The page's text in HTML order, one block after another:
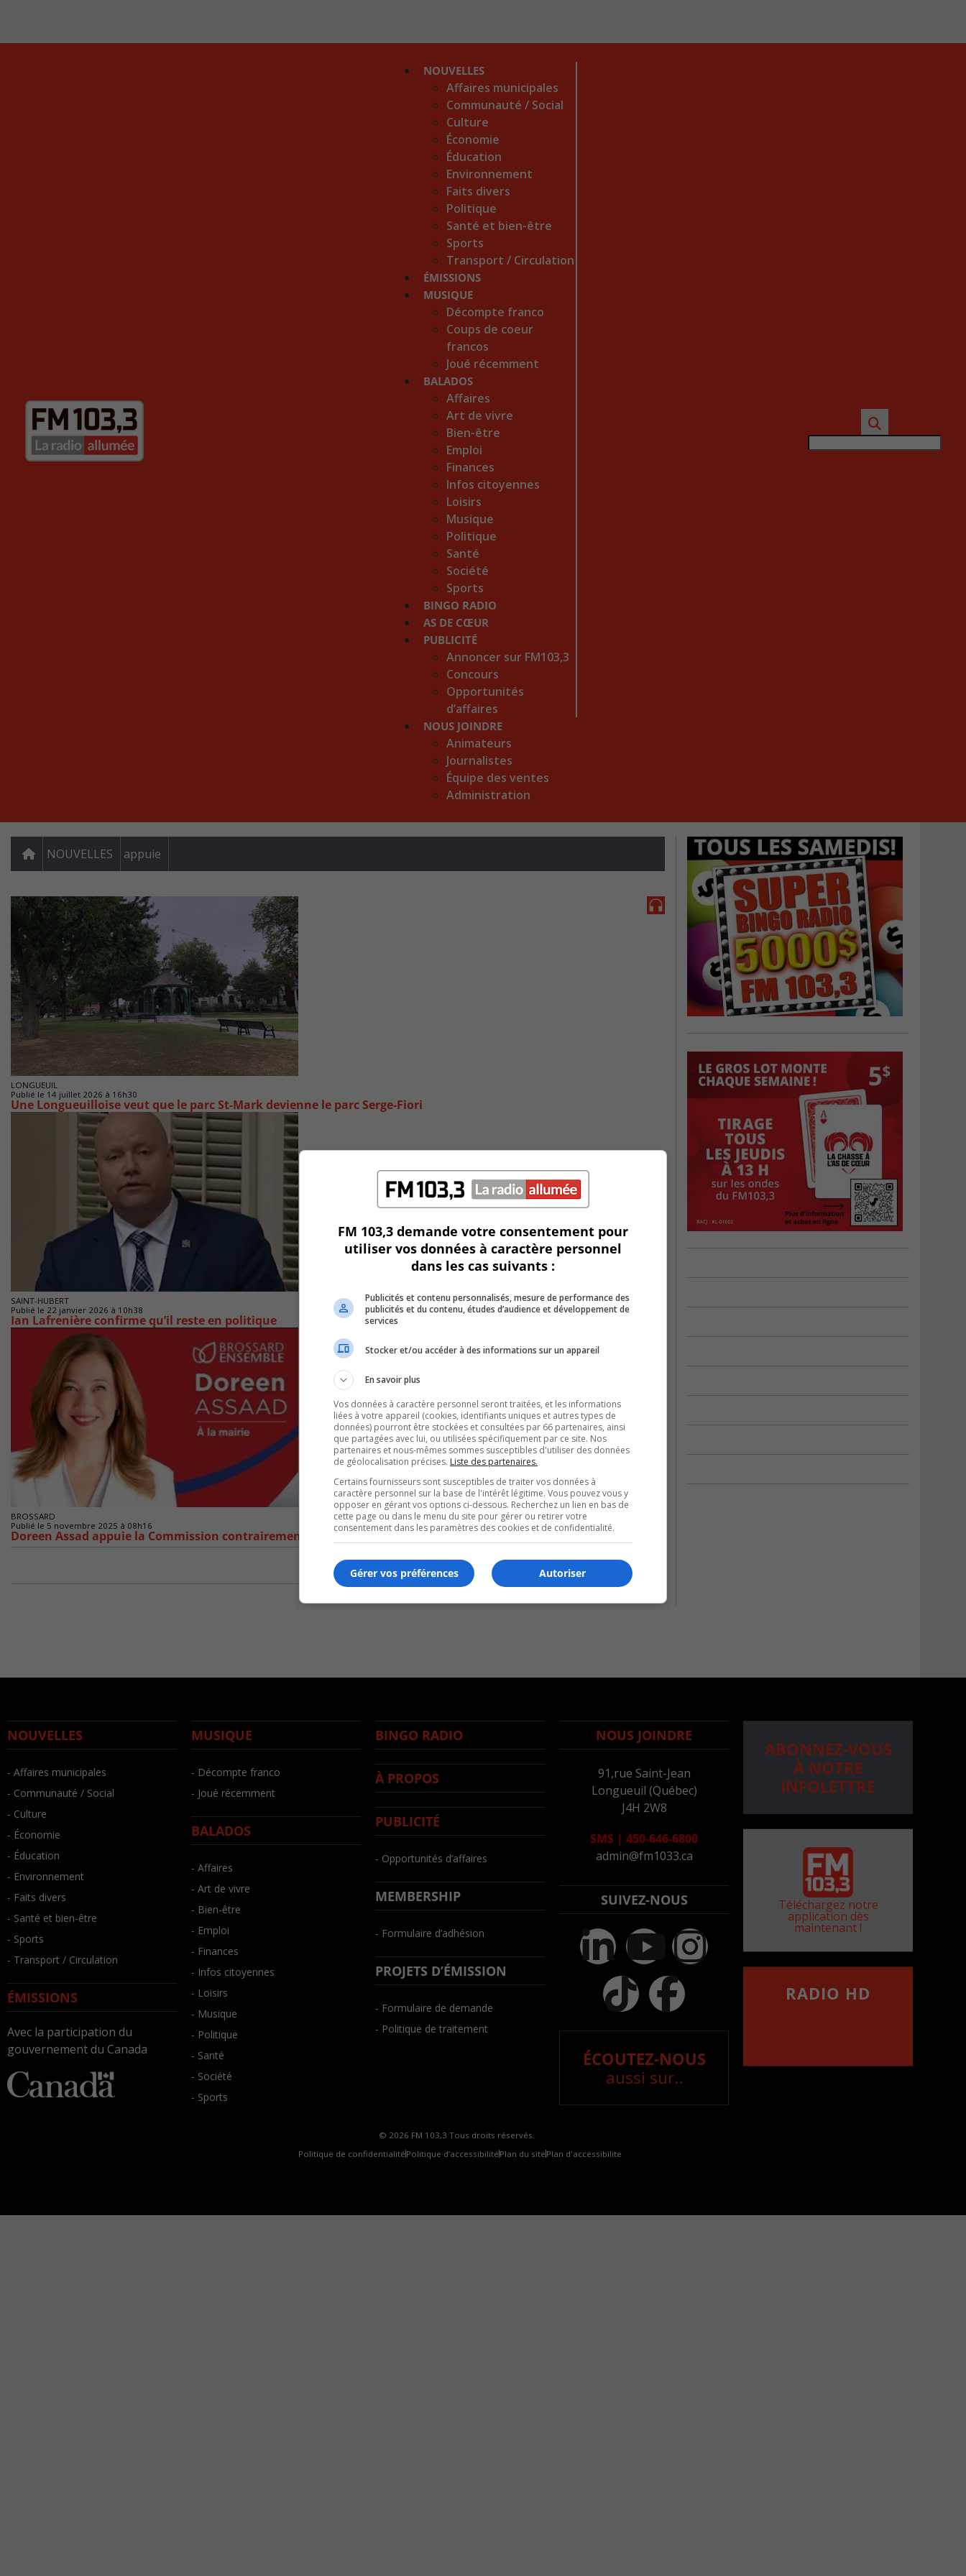
NOUVELLES
Affaires municipales
Communauté / Social
Culture
Économie
Éducation
Environnement
Faits divers
Politique
Santé et bien-être
Sports
Transport / Circulation
ÉMISSIONS
MUSIQUE
Décompte franco
Coups de coeur
francos
Joué récemment
BALADOS
Affaires
Art de vivre
Bien-être
Emploi
Finances
Infos citoyennes
Loisirs
Musique
Politique
Santé
Société
Sports
BINGO RADIO
AS DE CŒUR
PUBLICITÉ
Annoncer sur FM103,3
Concours
Opportunités
d’affaires
NOUS JOINDRE
Animateurs
Journalistes
Équipe des ventes
Administration
NOUVELLES appuie
LONGUEUIL
Publié le 14 juillet 2026 à 16h30
Une Longueuilloise veut que le parc St-Mark devienne le parc Serge-Fiori
SAINT-HUBERT
Publié le 22 janvier 2026 à 10h38
Ian Lafrenière confirme qu’il reste en politique
BROSSARD
Publié le 5 novembre 2025 à 08h16
Doreen Assad appuie la Commission contrairement à Jean Martel
NOUVELLES
- Affaires municipales
- Communauté / Social
- Culture
- Économie
- Éducation
- Environnement
- Faits divers
- Santé et bien-être
- Sports
- Transport / Circulation
ÉMISSIONS
Avec la participation du
gouvernement du Canada
MUSIQUE
- Décompte franco
- Joué récemment
BALADOS
- Affaires
- Art de vivre
- Bien-être
- Emploi
- Finances
- Infos citoyennes
- Loisirs
- Musique
- Politique
- Santé
- Société
- Sports
BINGO RADIO
À PROPOS
PUBLICITÉ
- Opportunités d’affaires
MEMBERSHIP
- Formulaire d’adhésion
PROJETS D’ÉMISSION
- Formulaire de demande
- Politique de traitement
NOUS JOINDRE
91,rue Saint-Jean
Longueuil (Québec)
J4H 2W8
SMS | 450-646-6800
admin@fm1033.ca
SUIVEZ-NOUS
ÉCOUTEZ-NOUS
aussi sur..
ABONNEZ-VOUS
À NOTRE
INFOLETTRE
Téléchargez notre
application dès
maintenant !
RADIO HD
© 2026 FM 103,3 Tous droits réservés.
Politique de confidentialité Politique d’accessibilité Plan du site Plan d'accessibilite
FM 103,3 demande votre consentement pour
utiliser vos données à caractère personnel
dans les cas suivants :
Publicités et contenu personnalisés, mesure de performance des
publicités et du contenu, études d’audience et développement de
services
Stocker et/ou accéder à des informations sur un appareil
En savoir plus
Vos données à caractère personnel seront traitées, et les informations
liées à votre appareil (cookies, identifiants uniques et autres types de
données) pourront être stockées et consultées par 66 partenaires, ainsi
que partagées avec lui, ou utilisées spécifiquement par ce site. Nos
partenaires et nous-mêmes sommes susceptibles d'utiliser des données
de géolocalisation précises. Liste des partenaires.
Certains fournisseurs sont susceptibles de traiter vos données à
caractère personnel sur la base de l'intérêt légitime. Vous pouvez vous y
opposer en gérant vos options ci-dessous. Recherchez un lien en bas de
cette page ou dans le menu du site pour gérer ou retirer votre
consentement dans les paramètres des cookies et de confidentialité.
Autoriser
Gérer vos préférences